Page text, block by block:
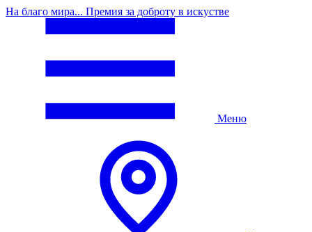
На благо мира... Премия за доброту в искустве
Меню